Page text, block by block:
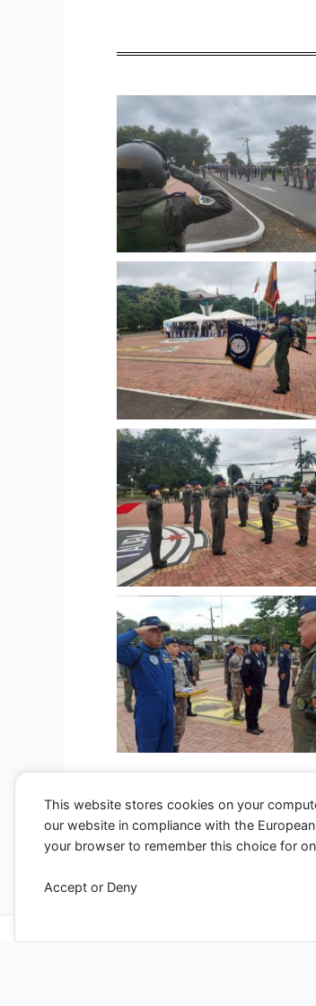
←Entrada anterior
Todos
This website stores cookies on your
our website in compliance with the
your browser to remember this choice for
Accept or Deny